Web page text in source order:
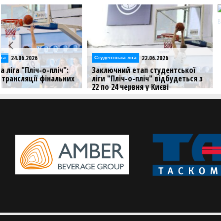
Студентська ліга 22.06.2026
Заключний етап студентської
ліги "Пліч-о-пліч" відбудеться з
22 по 24 червня у Києві
Матчі зіграють у столичному Палаці
Студентська ліга 24.03.2020
Петро Глушко:
якнайшвидше ввійти
карантину в ігровий
Гравець команди Вищої
тренер студентської
Луцька розповів про
кондицій під час